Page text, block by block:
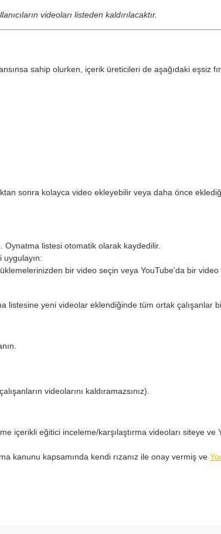
videoları listeden kaldırılacaktır.
sahip olurken, içerik üreticileri de aşağıdaki eşsiz
sonra kolayca video ekleyebilir veya daha önce
Oynatma listesi otomatik olarak kaydedilir.
bir video seçin veya YouTube'da bir video
listesine yeni videolar eklendiğinde tüm ortak çalışanlar
videolarını kaldıramazsınız).
eğitici inceleme/karşılaştırma videoları siteye ve
kanunu kapsamında kendi rızanız ile onay vermiş ve